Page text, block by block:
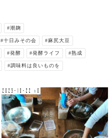
#潮麹
#十日みその会 #麻尻大豆
#発酵 #発酵ライフ #熟成
#調味料は良いものを
2023-10-22 v0